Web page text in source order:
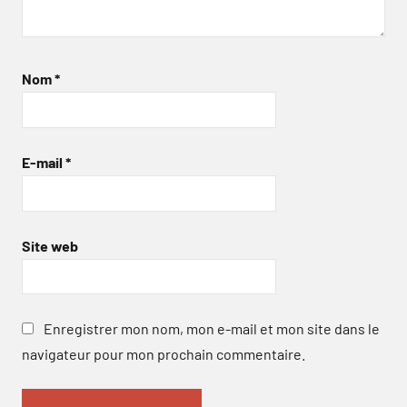
Nom*
E-mail *
Site web
Enregistrer mon nom, mon e-mail et mon site dans le
navigateur pour mon prochain commentaire.